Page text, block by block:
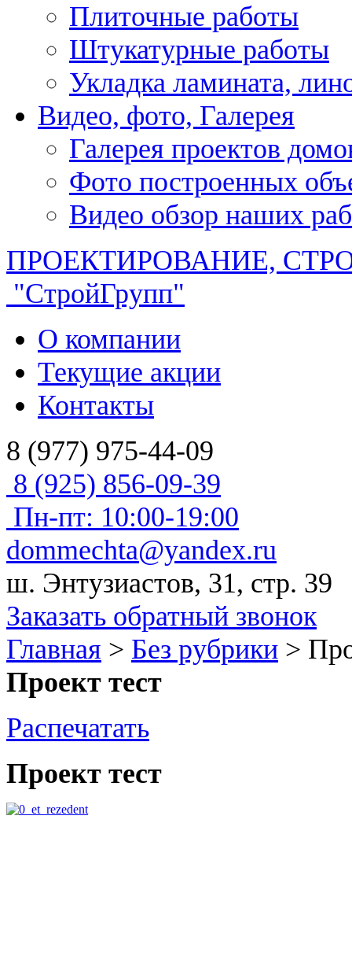
Плиточные работы
Штукатурные работы
Укладка ламината,
Видео, фото, Галерея
Галерея проектов
Фото построенных
Видео обзор наших
ПРОЕКТИРОВАНИЕ,
"СтройГрупп"
О компании
Текущие акции
Контакты
8 (977) 975-44-09
8 (925) 856-09-39
Пн-пт: 10:00-19:00
dommechta@yandex.ru
ш. Энтузиастов, 31, стр. 39
Заказать обратный звонок
Главная > Без рубрики >
Проект тест
Распечатать
Проект тест